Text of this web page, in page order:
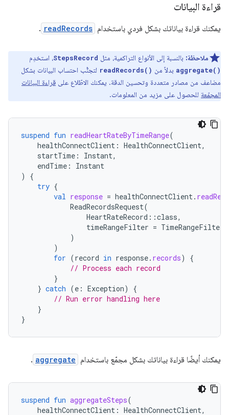
قراءة البيانات
يمكنك قراءة بياناتك بشكل فردي باستخدام readRecords
.
ملاحظة: بالنسبة إلى الأنواع التراكمية، مثل StepsRecord، استخدِم
aggregate() بدلاً من readRecords() لتجنُّب احتساب البيانات بشكل
مضاعف من مصادر متعددة وتحسين الدقة. يمكنك الاطّلاع على قراءة البيانات
المجمّعة للحصول على مزيد من المعلومات.
suspend fun readHeartRateByTimeRange(
healthConnectClient : HealthConnectClient,
startTime : Instant,
endTime :
Instant
)
{
try {
val response = healthConnectClient.
ReadRecordsRequest(
HeartRateRecord ::class,
timeRangeFilter = TimeRangeFilter
)
)
for (record in response. records)
{
// Process each record
}
} catch (e : Exception)
{
// Run error handling here
}
}
يمكنك أيضًا قراءة بياناتك بشكل مجمّع باستخدام aggregate
.
suspend fun aggregateSteps(
healthConnectClient : HealthConnectClient,